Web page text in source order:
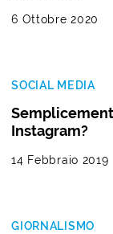
6 Ottobre 2020
SOCIAL MEDIA
Instagram?
14 Febbraio 2019
GIORNALISMO